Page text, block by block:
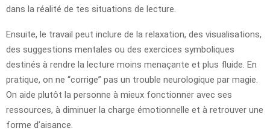
dans la réalité de tes situations de lecture.
Ensuite, le travail peut inclure de la relaxation, des visualisations,
des suggestions mentales ou des exercices symboliques
destinés à rendre la lecture moins menaçante et plus fluide. En
pratique, on ne “corrige” pas un trouble neurologique par magie.
On aide plutôt la personne à mieux fonctionner avec ses
ressources, à diminuer la charge émotionnelle et à retrouver une
forme d’aisance.